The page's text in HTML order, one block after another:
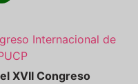
XVII Congreso